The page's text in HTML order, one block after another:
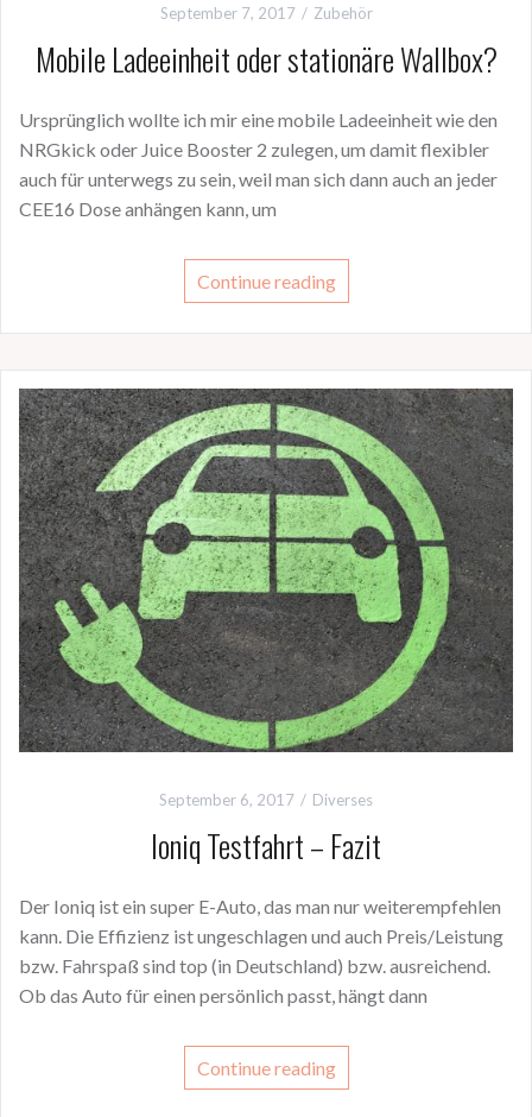
September 7, 2017 Zubehör
Mobile Ladeeinheit oder stationäre Wallbox?
Ursprünglich wollte ich mir eine mobile Ladeeinheit wie den
NRGkick oder Juice Booster 2 zulegen, um damit flexibler
auch für unterwegs zu sein, weil man sich dann auch an jeder
CEE16 Dose anhängen kann, um
Continue reading
September 6, 2017 Diverses
Ioniq Testfahrt – Fazit
Der Ioniq ist ein super E-Auto, das man nur weiterempfehlen
kann. Die Effizienz ist ungeschlagen und auch Preis/Leistung
bzw. Fahrspaß sind top (in Deutschland) bzw. ausreichend.
Ob das Auto für einen persönlich passt, hängt dann
Continue reading